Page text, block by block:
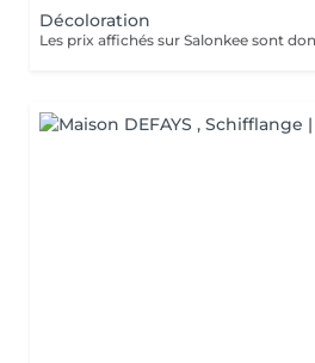
Décoloration